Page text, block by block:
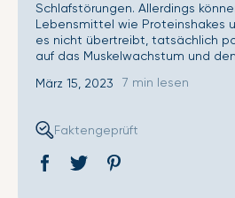
Schlafstörungen. Allerdings
Lebensmittel wie Proteinshakes
es nicht übertreibt, tatsächlich
auf das Muskelwachstum und
März 15, 2023
7 min lesen
Auf
Öffnet
Tweet
Öffnet
Faktengeprüft